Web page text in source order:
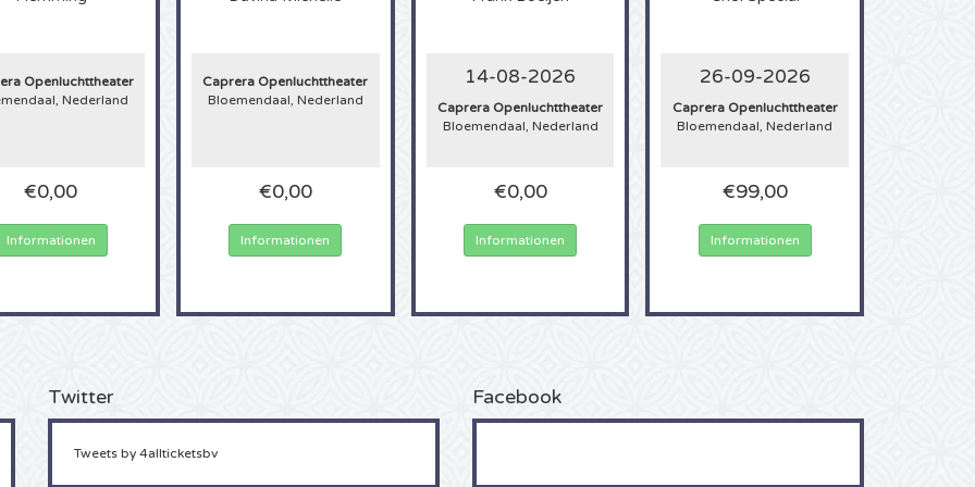
Openluchttheater
Nederland
€0,00
Informationen
Caprera Openluchttheater
Bloemendaal, Nederland
€0,00
Informationen
14-08-2026
Caprera Openluchttheater
Bloemendaal, Nederland
€0,00
Informationen
26-09-2026
Caprera Openluchttheater
Bloemendaal, Nederland
€99,00
Informationen
Twitter
Tweets by 4allticketsbv
Facebook